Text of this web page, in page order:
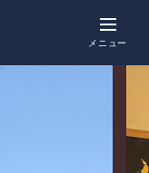
メニュー